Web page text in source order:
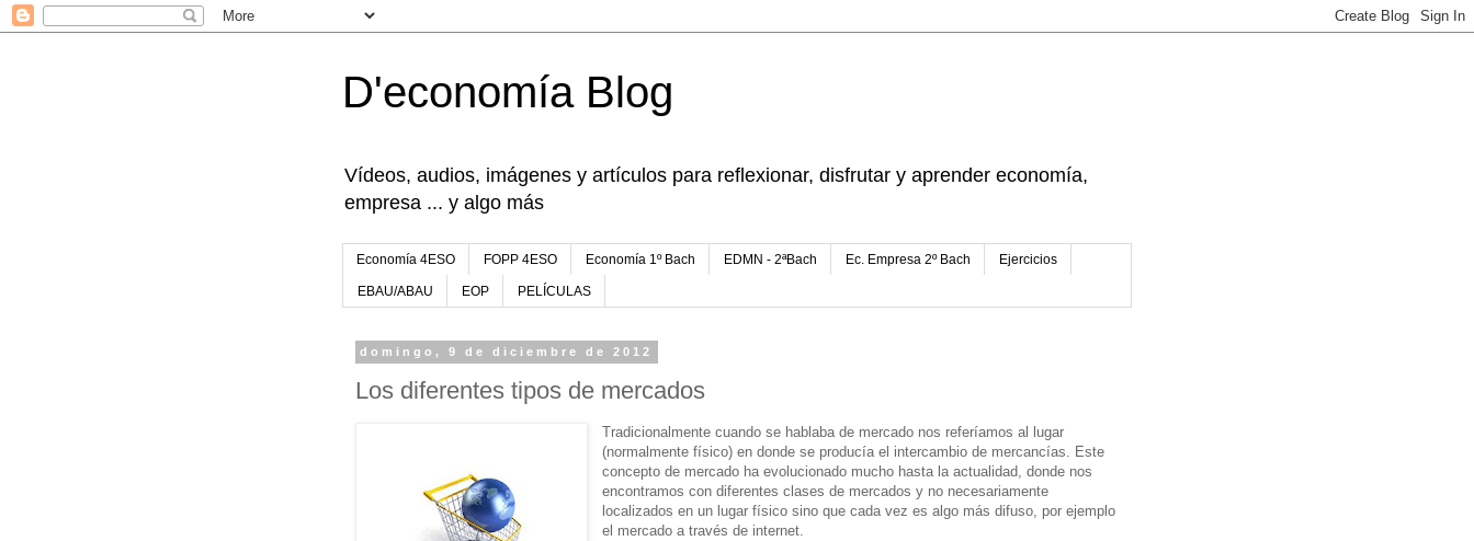
D'economía Blog
Vídeos, audios, imágenes y artículos para reflexionar, disfrutar y aprender economía,
empresa ... y algo más
Economía 4ESO FOPP 4ESO Economía 1º Bach EDMN - 2ªBach Ec. Empresa 2º Bach Ejercicios
EBAU/ABAU EOP PELÍCULAS
domingo, 9 de diciembre de 2012
Los diferentes tipos de mercados
Tradicionalmente cuando se hablaba de mercado nos referíamos al lugar
(normalmente físico) en donde se producía el intercambio de mercancías. Este
concepto de mercado ha evolucionado mucho hasta la actualidad, donde nos
encontramos con diferentes clases de mercados y no necesariamente
localizados en un lugar físico sino que cada vez es algo más difuso, por ejemplo
el mercado a través de internet.